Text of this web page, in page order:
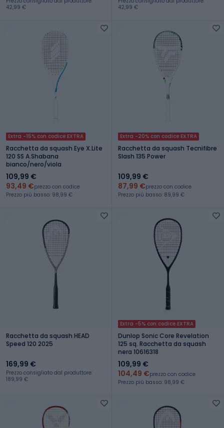
42,99 €
42,99 €
Extra -15% con codice EXTRA
Racchetta da squash Eye X.Lite
120 SS A.Shabana
bianco/nero/viola
109,99 €
93,49 €prezzo con codice
Prezzo più basso: 98,99 €
Extra -20% con codice EXTRA
Racchetta da squash Tecnifibre
Slash 135 Power
109,99 €
87,99 €prezzo con codice
Prezzo più basso: 89,99 €
Racchetta da squash HEAD
Speed 120 2025
169,99 €
Prezzo consigliato dal produttore:
189,99 €
Extra -5% con codice EXTRA
Dunlop Sonic Core Revelation
125 sq. Racchetta da squash
nera 10616318
109,99 €
104,49 €prezzo con codice
Prezzo più basso: 98,99 €